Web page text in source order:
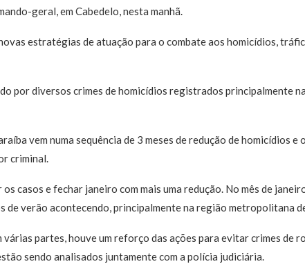
geral, em Cabedelo, nesta manhã.
estratégias de atuação para o combate aos homicídios,
por diversos crimes de homicídios registrados principalmente
vem numa sequência de 3 meses de redução de homicídios e
criminal.
casos e fechar janeiro com mais uma redução. No mês de
de verão acontecendo, principalmente na região metropolitana
partes, houve um reforço das ações para evitar crimes de
sendo analisados juntamente com a polícia judiciária.